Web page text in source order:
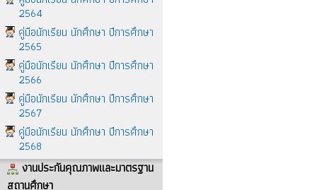
2564
คู่มือนักเรียน นักศึกษา ปีการศึกษา
2565
คู่มือนักเรียน นักศึกษา ปีการศึกษา
2566
คู่มือนักเรียน นักศึกษา ปีการศึกษา
2567
คู่มือนักเรียน นักศึกษา ปีการศึกษา
2568
งานประกันคุณภาพและมาตรฐาน
สถานศึกษา